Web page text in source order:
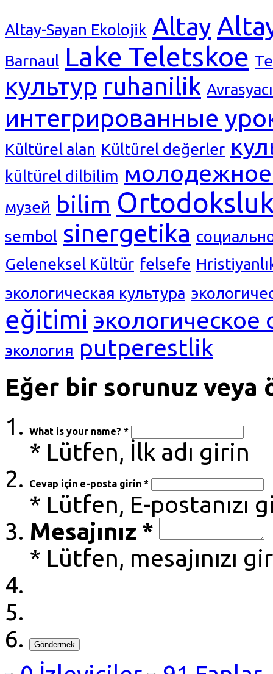
Altay-Sayan Ekolojik Altay
Barnaul Lake Teletskoe
культур ruhanilik
интегрированные
Kültürel alan Kültürel değerler
kültürel dilbilim молодежное
музей bilim
sembol sinergetika
Geleneksel Kültür felsefe
экологическая культура
eğitimi экологическое
экология putperestlik
Eğer bir sorunuz veya
What is your name? *
* Lütfen, İlk adı girin
Cevap için e-posta girin *
* Lütfen, E-postanızı
Mesajınız *
* Lütfen, mesajınızı
Göndermek